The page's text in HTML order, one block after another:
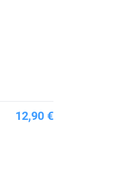
12,90 €